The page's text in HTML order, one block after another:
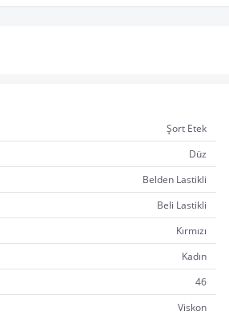
Şort Etek
Düz
Belden Lastikli
Beli Lastikli
Kırmızı
Kadın
46
Viskon